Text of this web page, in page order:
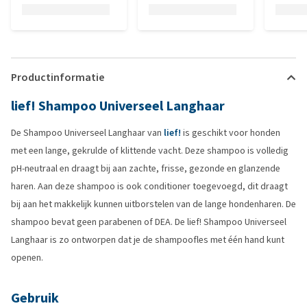
Productinformatie
lief! Shampoo Universeel Langhaar
De Shampoo Universeel Langhaar van lief! is geschikt voor honden
met een lange, gekrulde of klittende vacht. Deze shampoo is volledig
pH-neutraal en draagt bij aan zachte, frisse, gezonde en glanzende
haren. Aan deze shampoo is ook conditioner toegevoegd, dit draagt
bij aan het makkelijk kunnen uitborstelen van de lange hondenharen. De
shampoo bevat geen parabenen of DEA. De lief! Shampoo Universeel
Langhaar is zo ontworpen dat je de shampoofles met één hand kunt
openen.
Gebruik